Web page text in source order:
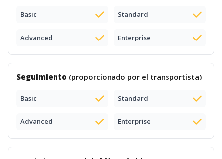
Basic Standard
Advanced Enterprise
Seguimiento (proporcionado por el transportista)
Basic Standard
Advanced Enterprise